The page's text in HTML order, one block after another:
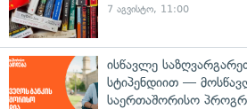
7 აგვისტო, 11:00
ისწავლე
სტიპენდიით —
საერთაშორისო